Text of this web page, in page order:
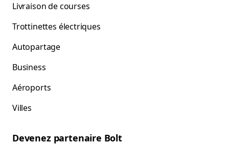
Livraison de courses
Trottinettes électriques
Autopartage
Business
Aéroports
Villes
Devenez partenaire Bolt